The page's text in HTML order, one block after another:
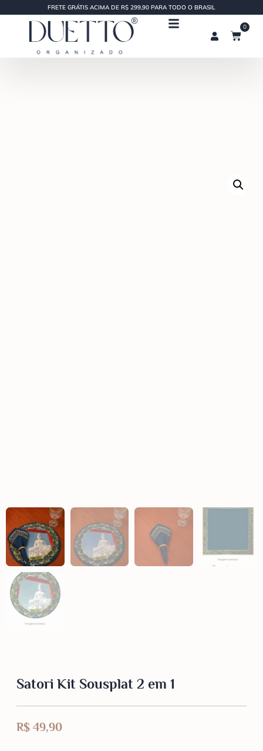
FRETE GRÁTIS ACIMA DE R$ 299,90 PARA TODO O BRASIL
0
Satori Kit Sousplat 2 em 1
R$ 49,90